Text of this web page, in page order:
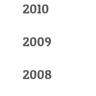
2010
2009
2008